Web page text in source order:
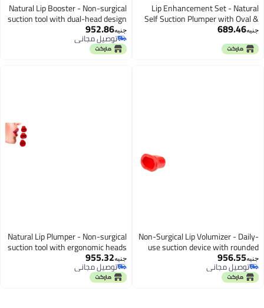
Lip Enhancement Set - Natural
Self Suction Plumper with Oval &
Round Heads for Fuller, Natural
Look, Non-Invasive, Suitable for
Daily Use
جنيه689.46
Natural Lip Booster - Non-surgical
suction tool with dual-head design
for instant, subtle lip volume
جنيه952.86
توصيل مجاني
توصيل مجاني
Non-Surgical Lip Volumizer - Daily-
use suction device with rounded
and oval tips for naturally plump
lips
جنيه956.55
توصيل مجاني
توصيل مجاني
Natural Lip Plumper - Non-surgical
suction tool with ergonomic heads
to enhance lip volume safely and
daily
جنيه955.32
توصيل مجاني
توصيل مجاني